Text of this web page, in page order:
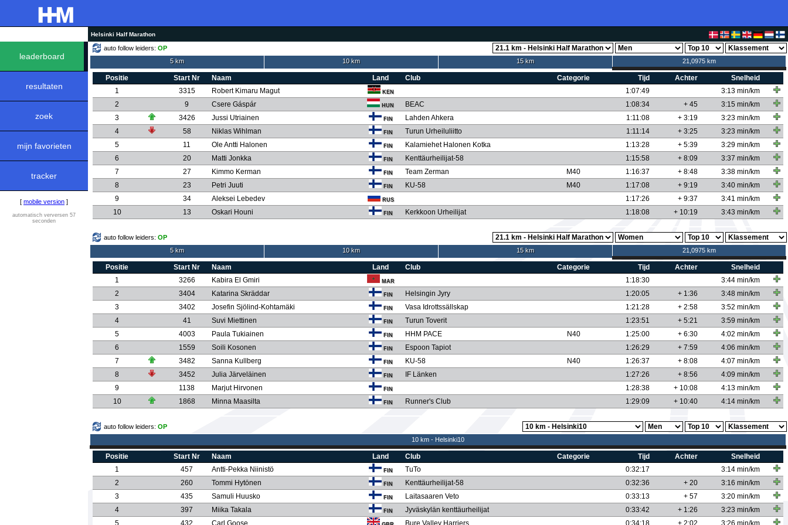
Helsinki Half Marathon
leaderboard
resultaten
zoek
mijn favorieten
tracker
[ mobile version ]
automatisch verversen 57
seconden
auto follow leiders: OP
5 km
10 km 15 km 21,0975 km
Positie Start Nr Naam Land Club Categorie Tijd Achter
Snelheid
1
3315 Robert Kimaru Magut KEN 1:07:49
3:13 min/km
2
9 Csere Gáspár HUN BEAC 1:08:34 + 45
3:15 min/km
3
3426 Jussi Utriainen FIN Lahden Ahkera 1:11:08 + 3:19
3:23 min/km
4
58 Niklas Wihlman FIN Turun Urheiluliitto 1:11:14 + 3:25
3:23 min/km
5
11 Ole Antti Halonen FIN Kalamiehet Halonen Kotka 1:13:28 + 5:39
3:29 min/km
6
20 Matti Jonkka FIN Kenttäurheilijat-58 1:15:58 + 8:09
3:37 min/km
7
27 Kimmo Kerman FIN Team Zerman M40 1:16:37 + 8:48
3:38 min/km
8
23 Petri Juuti FIN KU-58 M40 1:17:08 + 9:19
3:40 min/km
9
34 Aleksei Lebedev RUS 1:17:26 + 9:37
3:41 min/km
10
13 Oskari Houni FIN Kerkkoon Urheilijat 1:18:08 + 10:19 3:43 min/km
auto follow leiders: OP
5 km
10 km 15 km 21,0975 km
Positie Start Nr Naam Land Club Categorie Tijd Achter
Snelheid
1
3266 Kabira El Gmiri MAR 1:18:30
3:44 min/km
2
3404 Katarina Skräddar FIN Helsingin Jyry 1:20:05 + 1:36
3:48 min/km
3
3402 Josefin Sjölind-Kohtamäki FIN Vasa Idrottssällskap 1:21:28 + 2:58
3:52 min/km
4
41 Suvi Miettinen FIN Turun Toverit 1:23:51 + 5:21
3:59 min/km
5
4003 Paula Tukiainen FIN HHM PACE N40 1:25:00 + 6:30
4:02 min/km
6
1559 Soili Kosonen FIN Espoon Tapiot 1:26:29 + 7:59
4:06 min/km
7
3482 Sanna Kullberg FIN KU-58 N40 1:26:37 + 8:08
4:07 min/km
8
3452 Julia Järveläinen FIN IF Länken 1:27:26 + 8:56
4:09 min/km
9
1138 Marjut Hirvonen FIN 1:28:38 + 10:08
4:13 min/km
10
1868 Minna Maasilta FIN Runner's Club 1:29:09 + 10:40 4:14 min/km
auto follow leiders: OP
10 km - Helsinki10
Positie Start Nr Naam Land Club Categorie Tijd Achter
Snelheid
1
457 Antti-Pekka Niinistö FIN TuTo 0:32:17
3:14 min/km
2
260 Tommi Hytönen FIN Kenttäurheilijat-58 0:32:36 + 20
3:16 min/km
3
435 Samuli Huusko FIN Laitasaaren Veto 0:33:13 + 57
3:20 min/km
4
397 Miika Takala FIN Jyväskylän kenttäurheilijat 0:33:42 + 1:26
3:23 min/km
5
432 Carl Goose Bure Valley Harriers 0:34:18 + 2:02 3:26 min/km